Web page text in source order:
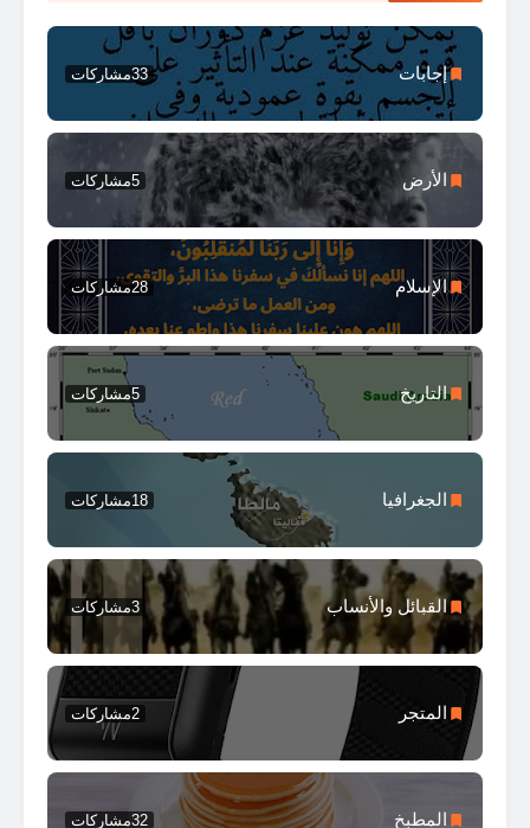
إجابات 33مشاركات
الأرض 5مشاركات
الإسلام 28مشاركات
التاريخ 5مشاركات
الجغرافيا 18مشاركات
القبائل والأنساب 3مشاركات
المتجر 2مشاركات
المطبخ 32مشاركات